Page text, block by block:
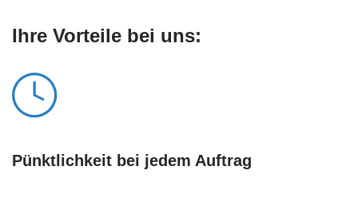
Ihre Vorteile bei uns:
Pünktlichkeit bei jedem Auftrag